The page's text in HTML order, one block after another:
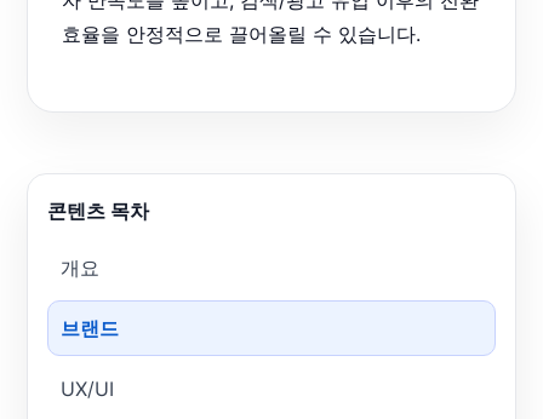
효율을 안정적으로 끌어올릴 수 있습니다.
콘텐츠 목차
개요
브랜드
UX/UI